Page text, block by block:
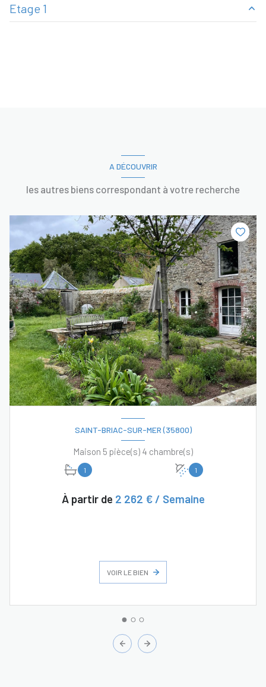
Etage 1
A DÉCOUVRIR
les autres biens correspondant à votre recherche
SAINT-BRIAC-SUR-MER (35800)
Maison 5 pièce(s) 4 chambre(s)
1 1
À partir de 2 262 € / Semaine
VOIR LE BIEN